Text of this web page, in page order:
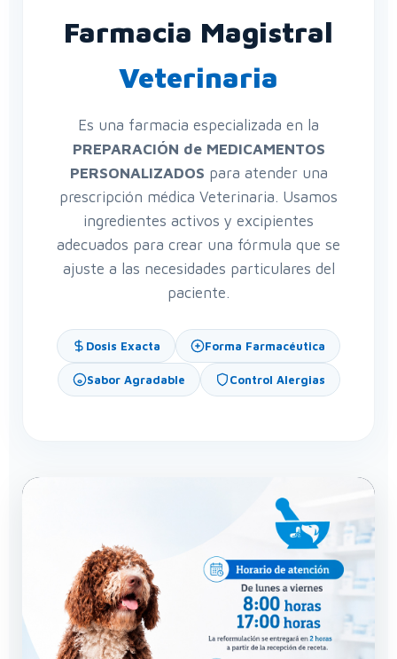
Farmacia Magistral
Veterinaria
Es una farmacia especializada en la
PREPARACIÓN de MEDICAMENTOS
PERSONALIZADOS para atender una
prescripción médica Veterinaria. Usamos
ingredientes activos y excipientes
adecuados para crear una fórmula que se
ajuste a las necesidades particulares del
paciente.
Dosis Exacta Forma Farmacéutica
Sabor Agradable Control Alergias